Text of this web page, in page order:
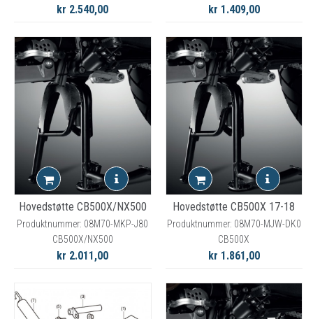
kr 2.540,00 kr 1.409,00
Hovedstøtte CB500X/NX500
Produktnummer: 08M70-MKP-J80
CB500X/NX500
kr 2.011,00
Hovedstøtte CB500X 17-18
Produktnummer: 08M70-MJW-DK0
CB500X
kr 1.861,00